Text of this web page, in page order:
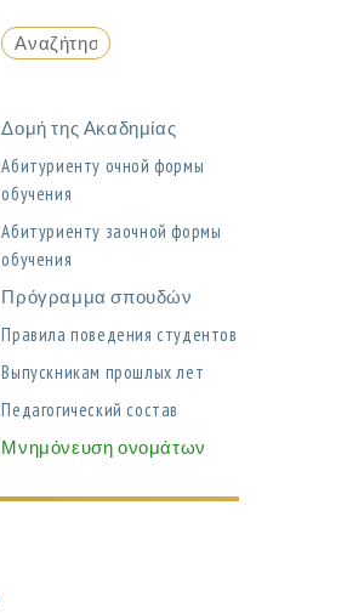
Δομή της Ακαδημίας
Абитуриенту очной формы
обучения
Абитуриенту заочной формы
обучения
Πρόγραμμα σπουδών
Правила поведения студентов
Выпускникам прошлых лет
Педагогический состав
Μνημόνευση ονομάτων